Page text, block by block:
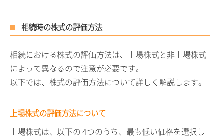
相続時の株式の評価方法
相続における株式の評価方法は、上場株式と非上場株式
によって異なるので注意が必要です。
以下では、株式の評価方法について詳しく解説します。
上場株式の評価方法について
上場株式は、以下の 4つのうち、最も低い価格を選択し